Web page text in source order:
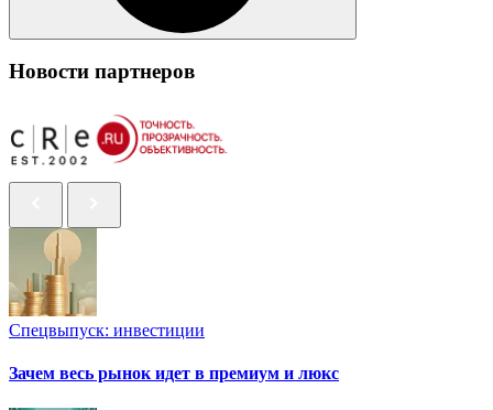
Новости партнеров
Спецвыпуск: инвестиции
Зачем весь рынок идет в премиум и люкс